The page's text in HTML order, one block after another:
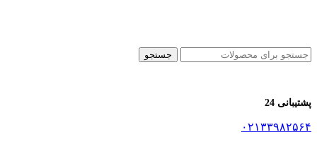
جستجو
پشتیبانی 24
۰۲۱۳۳۹۸۲۵۶۴